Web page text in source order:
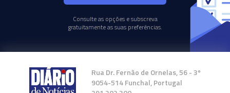
Consulte as opções e subscreva
gratuitamente as suas preferências.
Rua Dr. Fernão de Ornelas, 56 - 3º
9054-514 Funchal, Portugal